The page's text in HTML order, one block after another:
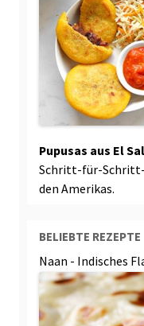
Pupusas aus El
Schritt-für-
den Amerikas.
BELIEBTE REZEPTE
Naan - Indisches